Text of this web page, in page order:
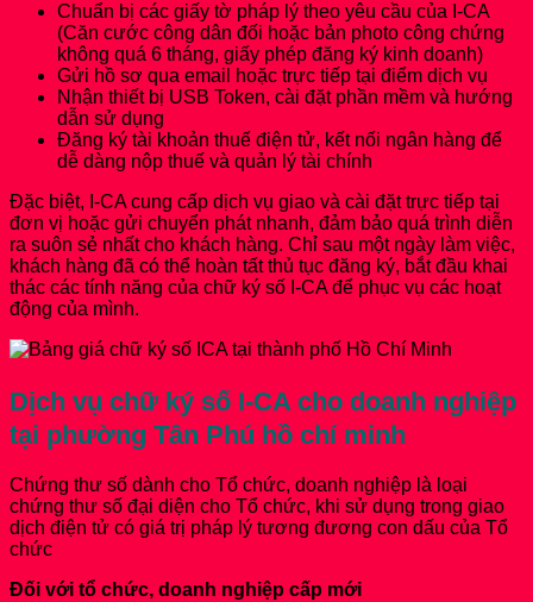
Chuẩn bị các giấy tờ pháp lý theo yêu cầu của I-CA
(Căn cước công dân đối hoặc bản photo công chứng
không quá 6 tháng, giấy phép đăng ký kinh doanh)
Gửi hồ sơ qua email hoặc trực tiếp tại điểm dịch vụ
Nhận thiết bị USB Token, cài đặt phần mềm và hướng
dẫn sử dụng
Đăng ký tài khoản thuế điện tử, kết nối ngân hàng để
dễ dàng nộp thuế và quản lý tài chính
Đặc biệt, I-CA cung cấp dịch vụ giao và cài đặt trực tiếp tại
đơn vị hoặc gửi chuyển phát nhanh, đảm bảo quá trình diễn
ra suôn sẻ nhất cho khách hàng. Chỉ sau một ngày làm việc,
khách hàng đã có thể hoàn tất thủ tục đăng ký, bắt đầu khai
thác các tính năng của chữ ký số I-CA để phục vụ các hoạt
động của mình.
Dịch vụ chữ ký số I-CA cho doanh nghiệp
tại phường Tân Phú hồ chí minh
Chứng thư số dành cho Tổ chức, doanh nghiệp là loại
chứng thư số đại diện cho Tổ chức, khi sử dụng trong giao
dịch điện tử có giá trị pháp lý tương đương con dấu của Tổ
chức
Đối với tổ chức, doanh nghiệp cấp mới